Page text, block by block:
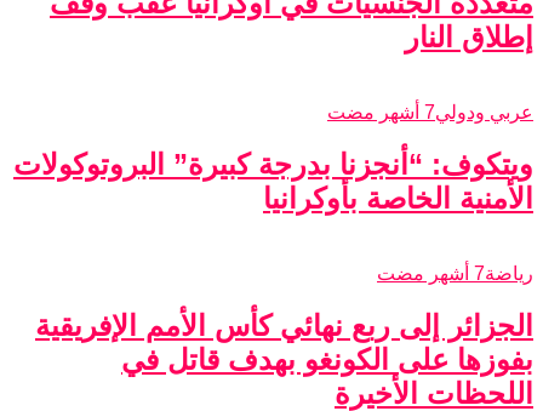
إطلاق النار
عربي ودولي7 أشهر مضت
ويتكوف: “أنجزنا بدرجة كبيرة” البروتوكولات
الأمنية الخاصة بأوكرانيا
رياضة7 أشهر مضت
الجزائر إلى ربع نهائي كأس الأمم الإفريقية
بفوزها على الكونغو بهدف قاتل في
اللحظات الأخيرة